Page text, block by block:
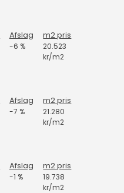
Afslag m2 pris
-6 %
20.523
kr/m2
Afslag m2 pris
-7 %
21.280
kr/m2
Afslag m2 pris
-1 %
19.738
kr/m2